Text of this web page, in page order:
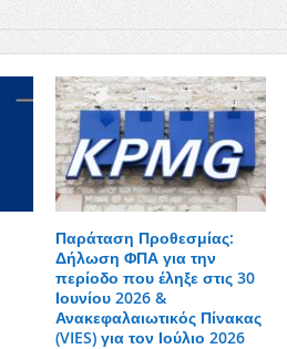
Παράταση Προθεσμίας:
Δήλωση ΦΠΑ για την
περίοδο που έληξε στις 30
Ιουνίου 2026 &
Ανακεφαλαιωτικός Πίνακας
(VIES) για τον Ιούλιο 2026